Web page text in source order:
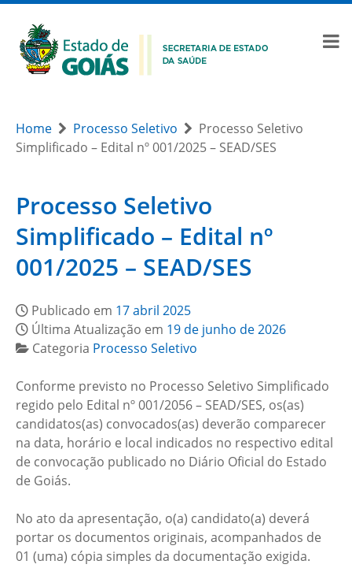
Home Processo Seletivo
Processo Seletivo
Simplificado – Edital nº 001/2025 – SEAD/SES
Processo Seletivo
Simplificado – Edital nº
001/2025 – SEAD/SES
Publicado em 17 abril 2025
Última Atualização em 19 de junho de 2026
Categoria Processo Seletivo
Conforme previsto no Processo Seletivo Simplificado
regido pelo Edital nº 001/2056 – SEAD/SES, os(as)
candidatos(as) convocados(as) deverão comparecer
na data, horário e local indicados no respectivo edital
de convocação publicado no Diário Oficial do Estado
de Goiás.
No ato da apresentação, o(a) candidato(a) deverá
portar os documentos originais, acompanhados de
01 (uma) cópia simples da documentação exigida.